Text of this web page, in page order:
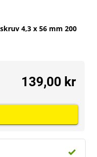
4,3 x 56 mm 200
139,00 kr